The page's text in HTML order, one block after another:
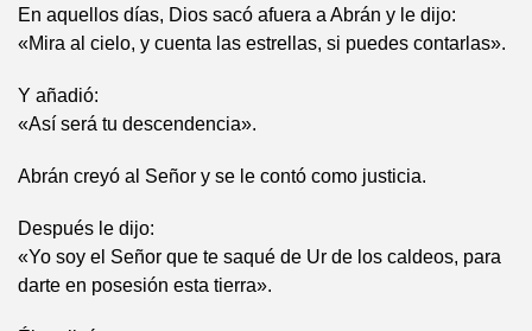
En aquellos días, Dios sacó afuera a Abrán y le dijo:
«Mira al cielo, y cuenta las estrellas, si puedes contarlas».
Y añadió:
«Así será tu descendencia».
Abrán creyó al Señor y se le contó como justicia.
Después le dijo:
«Yo soy el Señor que te saqué de Ur de los caldeos, para
darte en posesión esta tierra».